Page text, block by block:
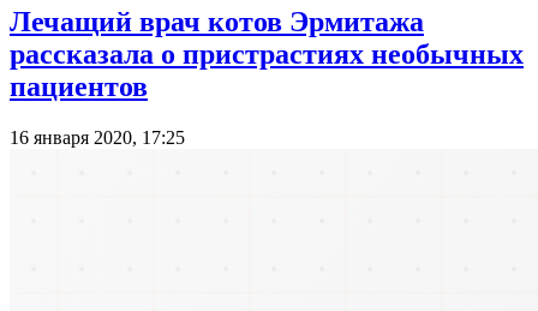
Лечащий врач котов Эрмитажа
рассказала о пристрастиях необычных
пациентов
16 января 2020, 17:25